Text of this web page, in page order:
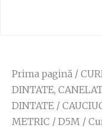
Prima pagină /
DINTATE,
DINTATE /
METRIC / D5M /